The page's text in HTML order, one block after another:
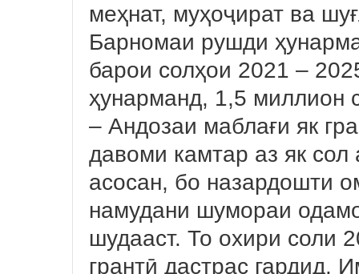
меҳнат, муҳоҷират ва
Барномаи рушди
барои солҳои 2021 –
ҳунарманд, 1,5 миллион
– Андозаи маблағи як
давоми камтар аз як
асосан, бо назардошти
намудани шумораи
шудааст. То охири соли
грантӣ дастрас гардид.